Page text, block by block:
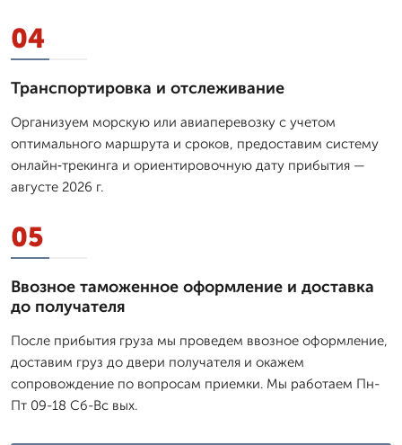
04
Транспортировка и отслеживание
Организуем морскую или авиаперевозку с учетом
оптимального маршрута и сроков, предоставим систему
онлайн‑трекинга и ориентировочную дату прибытия —
августе 2026 г.
05
Ввозное таможенное оформление и доставка
до получателя
После прибытия груза мы проведем ввозное оформление,
доставим груз до двери получателя и окажем
сопровождение по вопросам приемки. Мы работаем Пн-
Пт 09-18 Сб-Вс вых.